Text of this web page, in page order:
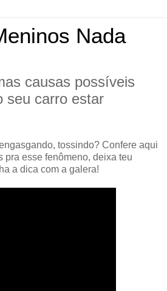
Nada
causas possíveis
seu carro estar
tossindo? Confere aqui
esse fenômeno, deixa teu
a dica com a galera!